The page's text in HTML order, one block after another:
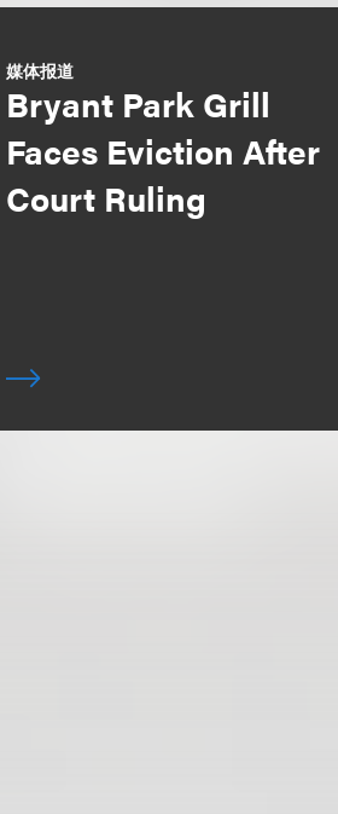
媒体报道
Bryant Park Grill
Faces Eviction After
Court Ruling